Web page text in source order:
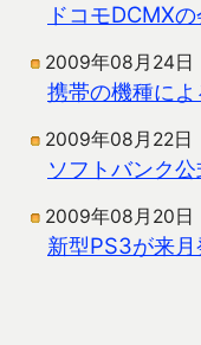
ドコモDCMX
2009年08月24日
携帯の機種に
2009年08月22日
ソフトバンク
2009年08月20日
新型PS3が来月